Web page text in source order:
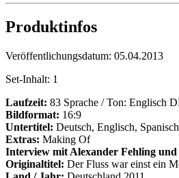
Produktinfos
Veröffentlichungsdatum: 05.04.2013
Set-Inhalt: 1
Laufzeit: 83 Sprache / Ton: Englisch
Bildformat: 16:9
Untertitel: Deutsch, Englisch, Spanisch
Extras: Making Of
Interview mit Alexander Fehling
Originaltitel: Der Fluss war einst ein